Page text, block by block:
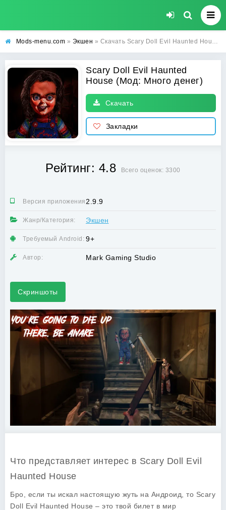
Mods-menu.com » Экшен » Скачать Scary Doll Evil Haunted House Взлом (Много денег) на Андроид
Scary Doll Evil Haunted
House (Мод: Много денег)
Скачать
Закладки
Рейтинг: 4.8 Всего оценок: 3300
Версия приложения:2.9.9
Жанр/Категория: Экшен
Требуемый Android: 9+
Автор: Mark Gaming Studio
Скриншоты
Что представляет интерес в Scary Doll Evil
Haunted House
Бро, если ты искал настоящую жуть на Андроид, то Scary
Doll Evil Haunted House – это твой билет в мир